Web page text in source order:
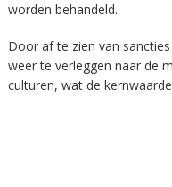
worden behandeld.
Door af te zien van
weer te verleggen naar de
culturen, wat de